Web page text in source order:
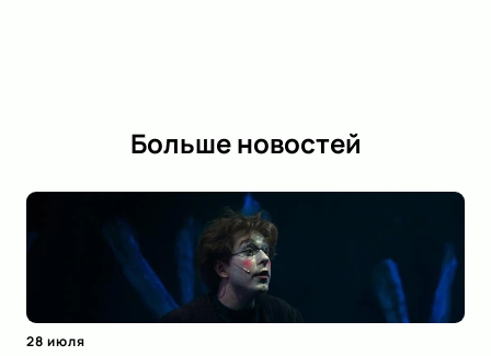
Больше новостей
28 июля